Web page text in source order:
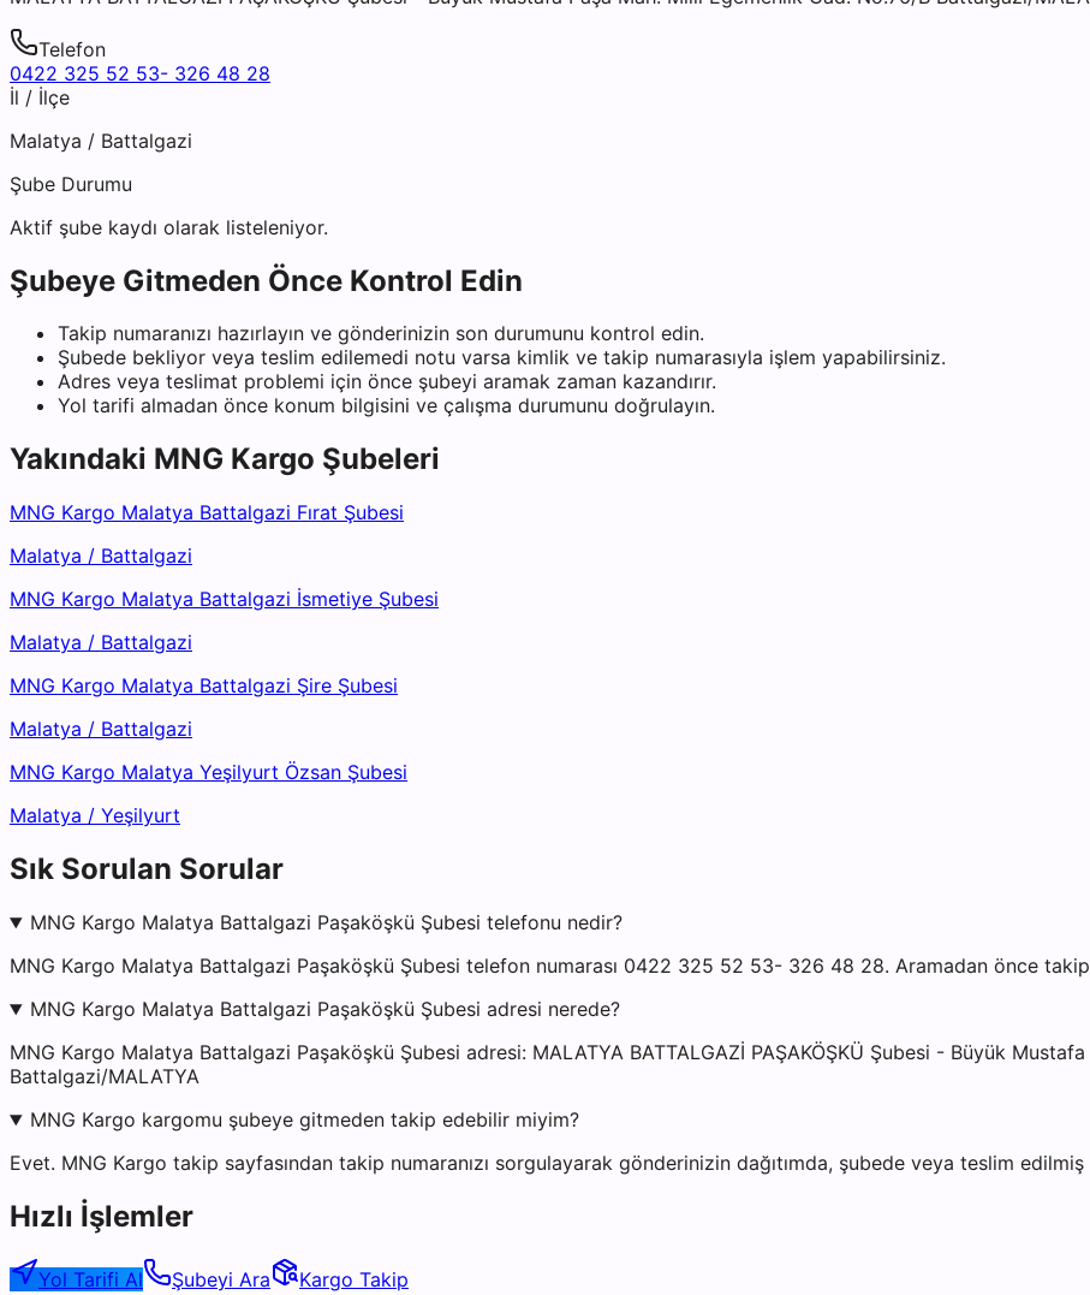
Telefon
0422 325 52 53- 326 48 28
İl / İlçe
Malatya / Battalgazi
Şube Durumu
Aktif şube kaydı olarak listeleniyor.
Şubeye Gitmeden Önce Kontrol Edin
Takip numaranızı hazırlayın ve gönderinizin son durumunu kontrol edin.
Şubede bekliyor veya teslim edilemedi notu varsa kimlik ve takip numarasıyla işlem yapabilirsiniz.
Adres veya teslimat problemi için önce şubeyi aramak zaman kazandırır.
Yol tarifi almadan önce konum bilgisini ve çalışma durumunu doğrulayın.
Yakındaki MNG Kargo Şubeleri
MNG Kargo Malatya Battalgazi Fırat Şubesi
Malatya / Battalgazi
MNG Kargo Malatya Battalgazi İsmetiye Şubesi
Malatya / Battalgazi
MNG Kargo Malatya Battalgazi Şire Şubesi
Malatya / Battalgazi
MNG Kargo Malatya Yeşilyurt Özsan Şubesi
Malatya / Yeşilyurt
Sık Sorulan Sorular
MNG Kargo Malatya Battalgazi Paşaköşkü Şubesi telefonu nedir?
MNG Kargo Malatya Battalgazi Paşaköşkü Şubesi telefon numarası 0422 325 52 53- 326 48 28. Aramadan önce takip
MNG Kargo Malatya Battalgazi Paşaköşkü Şubesi adresi nerede?
MNG Kargo Malatya Battalgazi Paşaköşkü Şubesi adresi: MALATYA BATTALGAZİ PAŞAKÖŞKÜ Şubesi - Büyük
Battalgazi/MALATYA
MNG Kargo kargomu şubeye gitmeden takip edebilir miyim?
Evet. MNG Kargo takip sayfasından takip numaranızı sorgulayarak gönderinizin dağıtımda, şubede veya teslim
Hızlı İşlemler
Yol Tarifi Al Şubeyi Ara
Kargo Takip